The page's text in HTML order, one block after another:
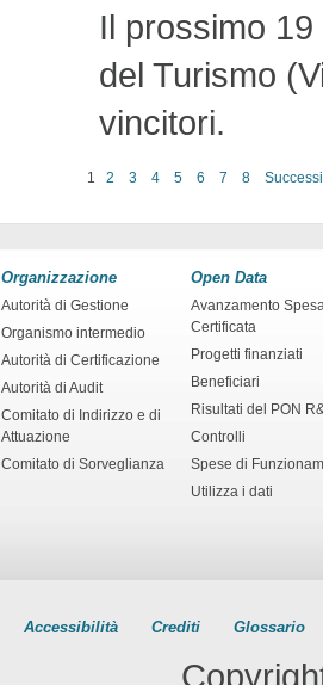
Il prossimo
del Turismo
vincitori.
1 2 3 4 5 6 7 8
Organizzazione
Autorità di Gestione
Organismo intermedio
Autorità di Certificazione
Autorità di Audit
Comitato di Indirizzo e di
Attuazione
Comitato di Sorveglianza
Open Data
Avanzamento
Certificata
Progetti finanziati
Beneficiari
Risultati del PON
Controlli
Spese di
Utilizza i dati
Accessibilità Crediti Glossario